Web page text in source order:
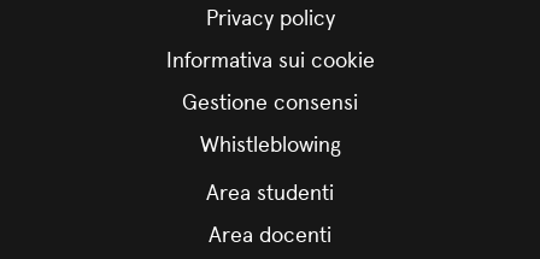
Privacy policy
Informativa sui cookie
Gestione consensi
Whistleblowing
Area studenti
Area docenti